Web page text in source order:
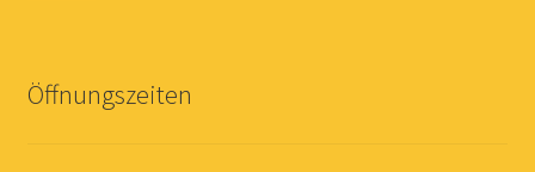
Öffnungszeiten